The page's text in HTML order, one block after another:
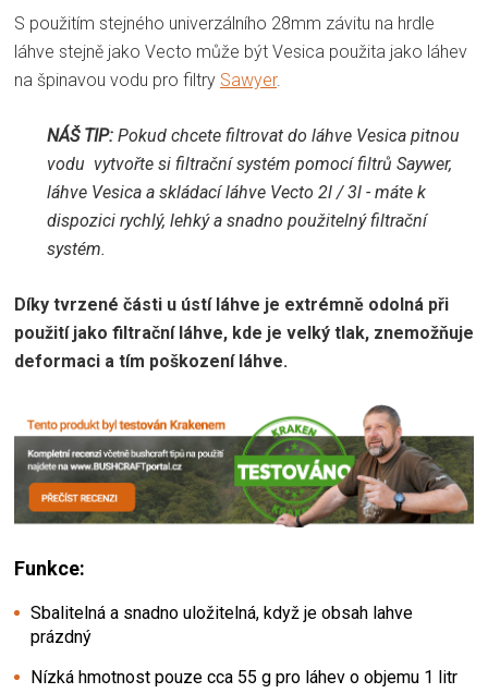
S použitím stejného univerzálního 28mm závitu na hrdle
láhve stejně jako Vecto může být Vesica použita jako láhev
na špinavou vodu pro filtry Sawyer.
NÁŠ TIP: Pokud chcete filtrovat do láhve Vesica pitnou
vodu vytvořte si filtrační systém pomocí filtrů Saywer,
láhve Vesica a skládací láhve Vecto 2l / 3l - máte k
dispozici rychlý, lehký a snadno použitelný filtrační
systém.
Díky tvrzené části u ústí láhve je extrémně odolná při
použití jako filtrační láhve, kde je velký tlak, znemožňuje
deformaci a tím poškození láhve.
Funkce:
Sbalitelná a snadno uložitelná, když je obsah lahve
prázdný
Nízká hmotnost pouze cca 55 g pro láhev o objemu 1 litr